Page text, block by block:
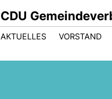
CDU
AKTUELLES VORSTAND